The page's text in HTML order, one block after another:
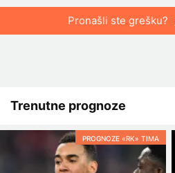
Pronašli ste grešku?
Trenutne prognoze
PROGNOZE «RK» TIMA